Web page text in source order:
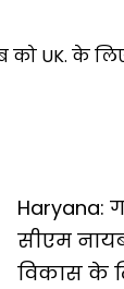
को UK. के
Haryana:
सीएम
विकास के